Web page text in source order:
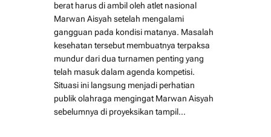
berat harus di ambil oleh atlet nasional
Marwan Aisyah setelah mengalami
gangguan pada kondisi matanya. Masalah
kesehatan tersebut membuatnya terpaksa
mundur dari dua turnamen penting yang
telah masuk dalam agenda kompetisi.
Situasi ini langsung menjadi perhatian
publik olahraga mengingat Marwan Aisyah
sebelumnya di proyeksikan tampil…